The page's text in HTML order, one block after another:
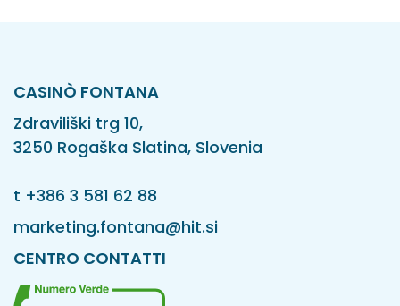
CASINÒ FONTANA
Zdraviliški trg 10,
3250 Rogaška Slatina, Slovenia
t +386 3 581 62 88
marketing.fontana@hit.si
CENTRO CONTATTI